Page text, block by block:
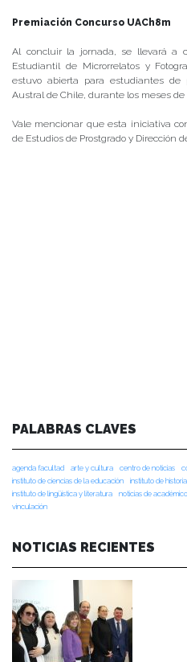
Premiación Concurso UACh8m
Al concluir la jornada, se llevará a
Estudiantil de Microrrelatos y
estuvo abierta para estudiantes
Austral de Chile, durante los meses de
Vale mencionar que esta iniciativa
de Estudios de Prostgrado y Dirección
PALABRAS CLAVES
agenda facultad arte y cultura centro de noticias
instituto de ciencias de la educación
instituto de
instituto de lingüística y literatura
noticias de
vinculación
NOTICIAS RECIENTES